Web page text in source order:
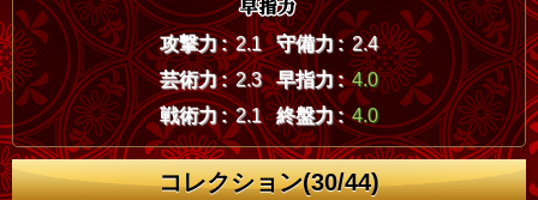
攻撃力 : 2.1 守備力 : 2.4
芸術力 : 2.3 早指力 : 4.0
戦術力 : 2.1 終盤力 : 4.0
コレクション(30/44)